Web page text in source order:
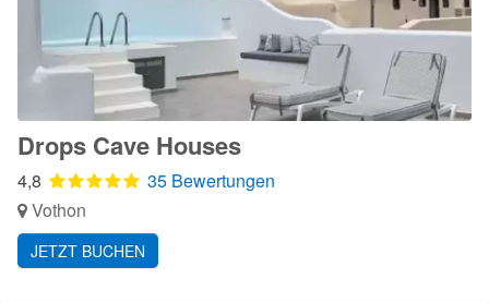
Drops Cave Houses
4,8
35 Bewertungen
Vothon
JETZT BUCHEN